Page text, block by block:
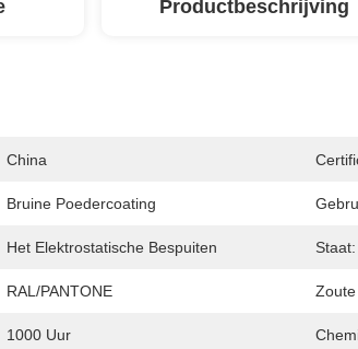
Productbeschrijving
China
Bruine Poedercoating
Het Elektrostatische Bespuiten Staat:
RAL/PANTONE
1000 Uur